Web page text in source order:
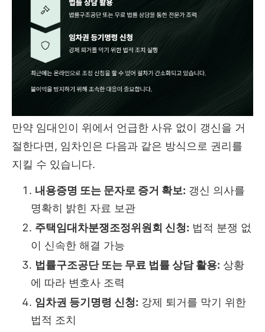
만약 임대인이 위에서 언급한 사유 없이 갱신을 거
절한다면, 임차인은 다음과 같은 방식으로 권리를
지킬 수 있습니다.
내용증명 또는 문자로 증거 확보: 갱신 의사를
명확히 밝힌 자료 보관
주택임대차분쟁조정위원회 신청: 법적 분쟁 없
이 신속한 해결 가능
법률구조공단 또는 무료 법률 상담 활용: 상황
에 따라 변호사 조력
임차권 등기명령 신청: 강제 퇴거를 막기 위한
법적 조치